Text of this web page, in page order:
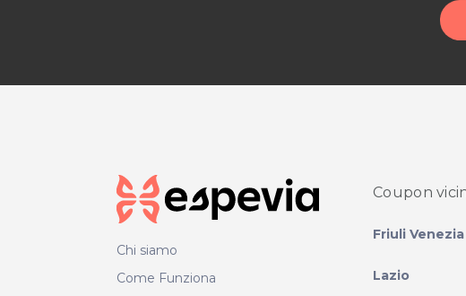
Chi siamo
Come Funziona
Coupon
Friuli
Lazio